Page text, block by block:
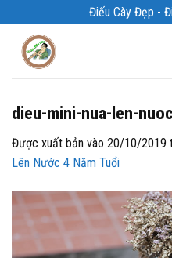
qua
Điếu Cày Đẹp -
dieu-mini-nua-len-
Được xuất bản vào 20/10/2019
Lên Nước 4 Năm Tuổi